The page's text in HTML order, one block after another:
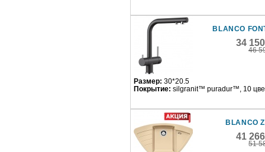
BLANCO
34
46
Размер: 30*20.5
Покрытие: silgranit™ puradur™, 10
BLANCO
41
51